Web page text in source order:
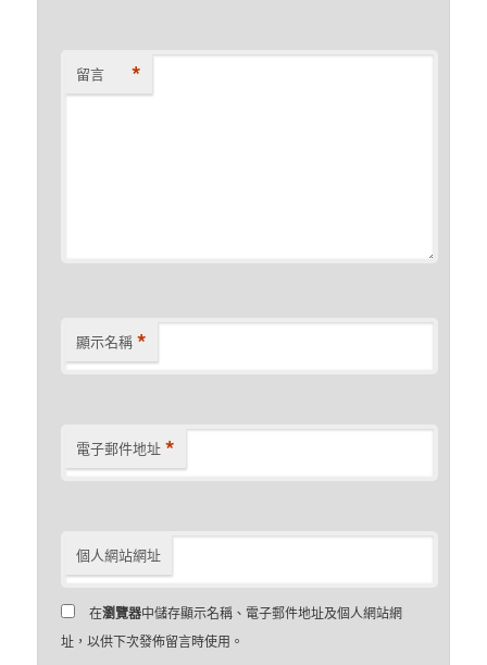
留言 *
顯示名稱 *
電子郵件地址 *
個人網站網址
在瀏覽器中儲存顯示名稱、電子郵件地址及個人網站網
址，以供下次發佈留言時使用。